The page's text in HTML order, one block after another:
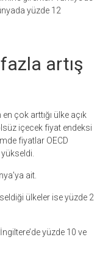
yüzde 12
artış
çok arttığı ülke açık
içecek fiyat endeksi
fiyatlar OECD
ait.
ülkeler ise yüzde 2
yüzde 10 ve